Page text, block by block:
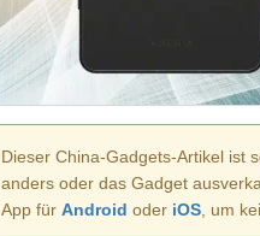
Dieser China-Gadgets-Artikel ist
anders oder das Gadget
App für Android oder iOS , um